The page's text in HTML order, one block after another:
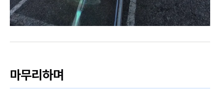
마무리하며